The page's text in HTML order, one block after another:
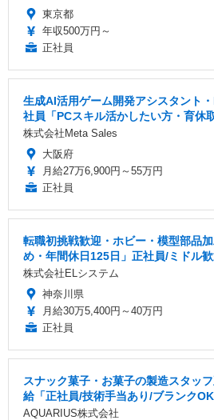
東京都
年収500万円～
正社員
生成AI活用ゲーム開発アシスタント
社員「PCスキル活かしたい方・育休
株式会社Meta Sales
大阪府
月給27万6,900円～55万円
正社員
転職初挑戦歓迎・ホビー・模型部品
め・年間休日125日」正社員/ミドル
株式会社ELシステム
神奈川県
月給30万5,400円～40万円
正社員
スナック菓子・お菓子の製造スタッ
給「正社員/技術手当あり/ブランク
AQUARIUS株式会社